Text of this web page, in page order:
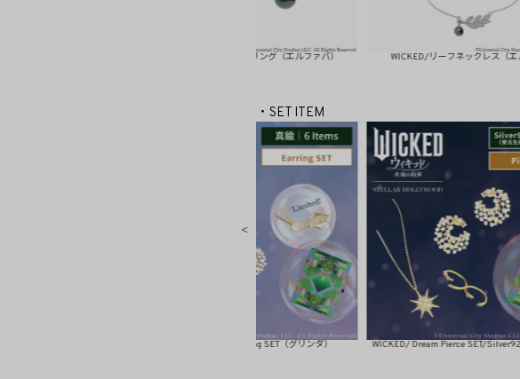
WICKED/アイビーイヤリング（エルファバ） WICKED/リーフネックレス（エルファバ）
・SET ITEM
WICKED/ Dream Earring SET（グリンダ） WICKED/ Dream Pierce SET/Silver925（グリンダ）